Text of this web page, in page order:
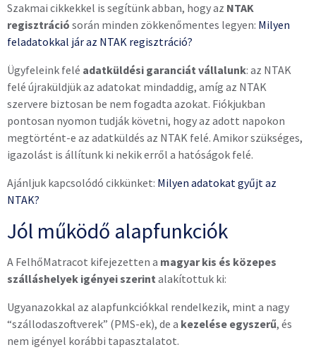
Szakmai cikkekkel is segítünk abban, hogy az NTAK
regisztráció során minden zökkenőmentes legyen: Milyen
feladatokkal jár az NTAK regisztráció?
Ügyfeleink felé adatküldési garanciát vállalunk: az NTAK
felé újraküldjük az adatokat mindaddig, amíg az NTAK
szervere biztosan be nem fogadta azokat. Fiókjukban
pontosan nyomon tudják követni, hogy az adott napokon
megtörtént-e az adatküldés az NTAK felé. Amikor szükséges,
igazolást is állítunk ki nekik erről a hatóságok felé.
Ajánljuk kapcsolódó cikkünket: Milyen adatokat gyűjt az
NTAK?
Jól működő alapfunkciók
A FelhőMatracot kifejezetten a magyar kis és közepes
szálláshelyek igényei szerint alakítottuk ki:
Ugyanazokkal az alapfunkciókkal rendelkezik, mint a nagy
“szállodaszoftverek” (PMS-ek), de a kezelése egyszerű, és
nem igényel korábbi tapasztalatot.